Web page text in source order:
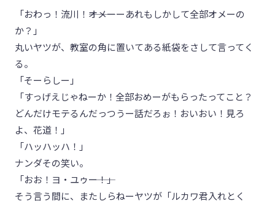
「おわっ！流川！―――オメーーあれもしかして全部オメーの
か？」
丸いヤツが、教室の角に置いてある紙袋をさして言ってく
る。
「そーらしー」
「すっげえじゃねーか！全部おめーがもらったってこと？
どんだけモテるんだっつうー話だろぉ！おいおい！見ろ
よ、花道！」
「ハッハッハ！」
ナンダその笑い。
「おお！ヨ・ユゥ―――ー！」
そう言う間に、またしらねーヤツが「ルカワ君入れとく